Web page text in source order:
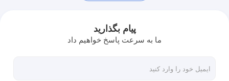
سیم مس گرد معلق
سیم سیم پیچ مسی میناکاری شده
پیام بگذارید
ما به سرعت پاسخ خواهیم داد